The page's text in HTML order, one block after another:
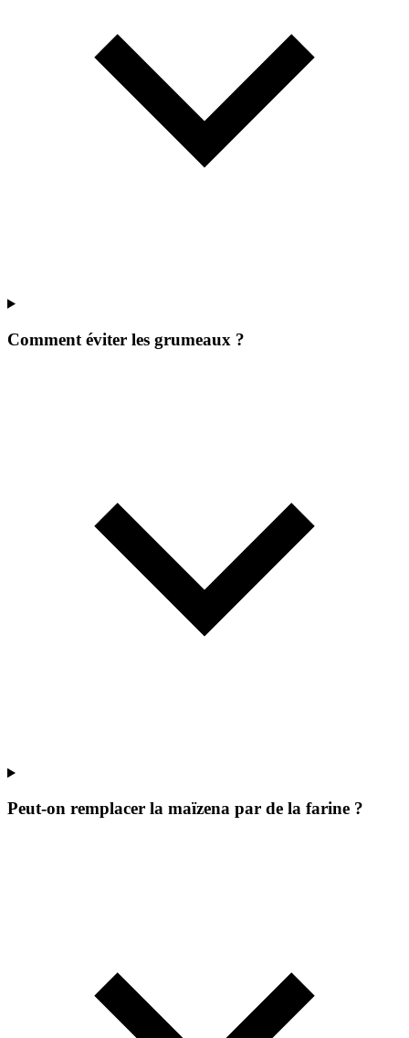
Comment éviter les grumeaux ?
Peut-on remplacer la maïzena par de la farine ?